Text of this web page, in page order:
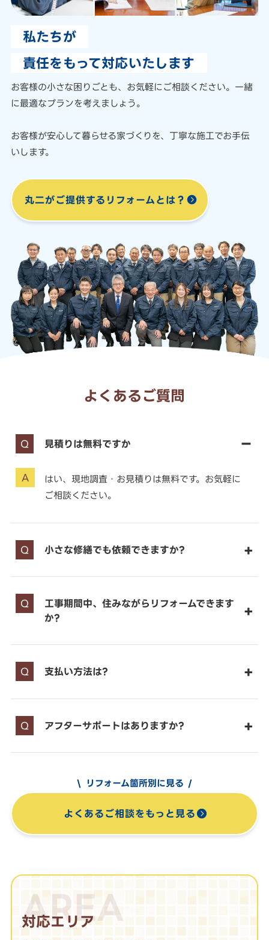
私たちが
責任をもって対応いたします
お客様の小さな困りごとも、 お気軽にご相談ください。 一緒
に最適なプランを考えましょう。
お客様が安心して暮らせる家づくりを、 丁寧な施工でお手伝
いします。
丸二がご提供する リフォームとは？
よくあるご質問
見積りは無料ですか
はい、現地調査・お見積りは無料です。お気軽に
ご相談ください。
小さな修繕でも依頼できますか?
工事期間中、住みながらリフォームできます
か?
支払い方法は?
アフターサポートはありますか?
リフォーム箇所別に見る
よくあるご相談をもっと見る
AREA
対応エリア